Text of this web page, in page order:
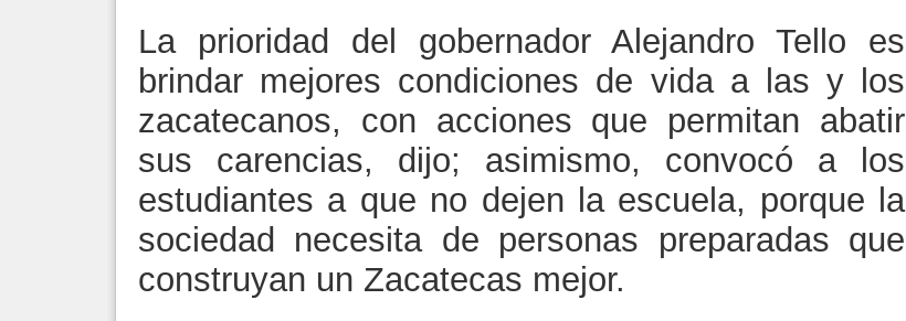
La prioridad del gobernador Alejandro Tello es
brindar mejores condiciones de vida a las y los
zacatecanos, con acciones que permitan abatir
sus carencias, dijo; asimismo, convocó a los
estudiantes a que no dejen la escuela, porque la
sociedad necesita de personas preparadas que
construyan un Zacatecas mejor.